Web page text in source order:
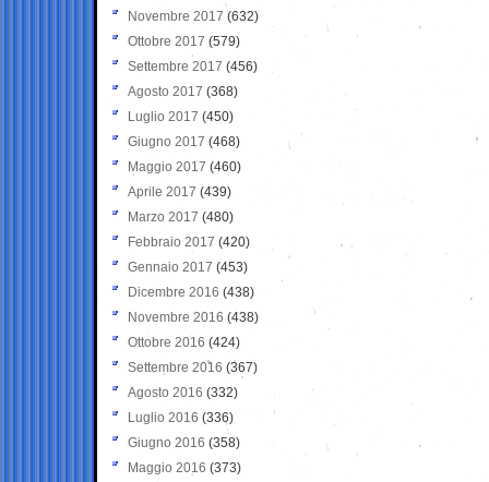
Novembre 2017 (632)
Ottobre 2017 (579)
Settembre 2017 (456)
Agosto 2017 (368)
Luglio 2017 (450)
Giugno 2017 (468)
Maggio 2017 (460)
Aprile 2017 (439)
Marzo 2017 (480)
Febbraio 2017 (420)
Gennaio 2017 (453)
Dicembre 2016 (438)
Novembre 2016 (438)
Ottobre 2016 (424)
Settembre 2016 (367)
Agosto 2016 (332)
Luglio 2016 (336)
Giugno 2016 (358)
Maggio 2016 (373)